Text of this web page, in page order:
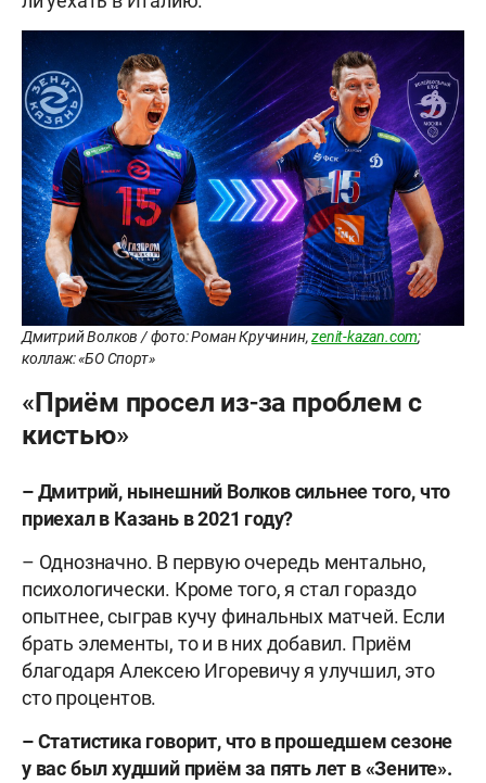
Дмитрий Волков / фото: Роман Кручинин,zenit-kazan.com;
коллаж: «БО Спорт»
«Приём просел из-за проблем с
кистью»
– Дмитрий, нынешний Волков сильнее того, что
приехал в Казань в 2021 году?
– Однозначно. В первую очередь ментально,
психологически. Кроме того, я стал гораздо
опытнее, сыграв кучу финальных матчей. Если
брать элементы, то и в них добавил. Приём
благодаря Алексею Игоревичу я улучшил, это
сто процентов.
– Статистика говорит, что в прошедшем сезоне
у вас был худший приём за пять лет в «Зените».